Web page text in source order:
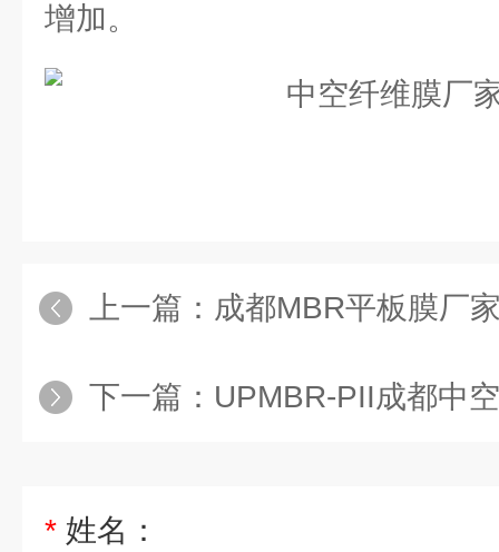
增加。
上一篇： 成都MBR平板膜厂
下一篇： UPMBR-PII成都中
* 姓名：